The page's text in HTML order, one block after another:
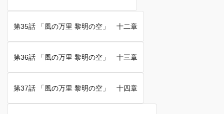
第35話 「風の万里 黎明の空」 十二章
第36話 「風の万里 黎明の空」 十三章
第37話 「風の万里 黎明の空」 十四章